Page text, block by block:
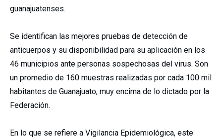
guanajuatenses.
Se identifican las mejores pruebas de detección de
anticuerpos y su disponibilidad para su aplicación en los
46 municipios ante personas sospechosas del virus. Son
un promedio de 160 muestras realizadas por cada 100 mil
habitantes de Guanajuato, muy encima de lo dictado por la
Federación.
En lo que se refiere a Vigilancia Epidemiológica, este